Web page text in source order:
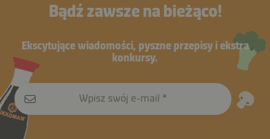
Bądź zawsze na bieżąco!
Ekscytujące wiadomości, pyszne przepisy i ekstra
konkursy.
Wpisz swój e-mail